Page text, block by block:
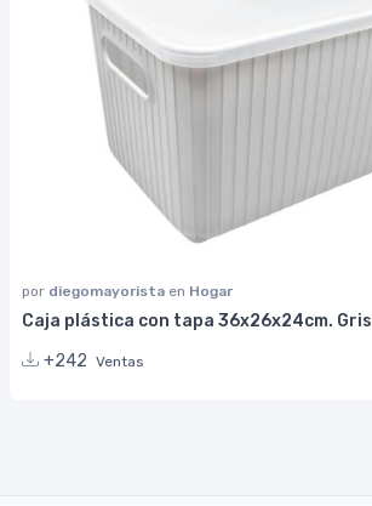
por diegomayorista en Hogar
Caja plástica con tapa 36x26x24cm. Gris
+242 Ventas